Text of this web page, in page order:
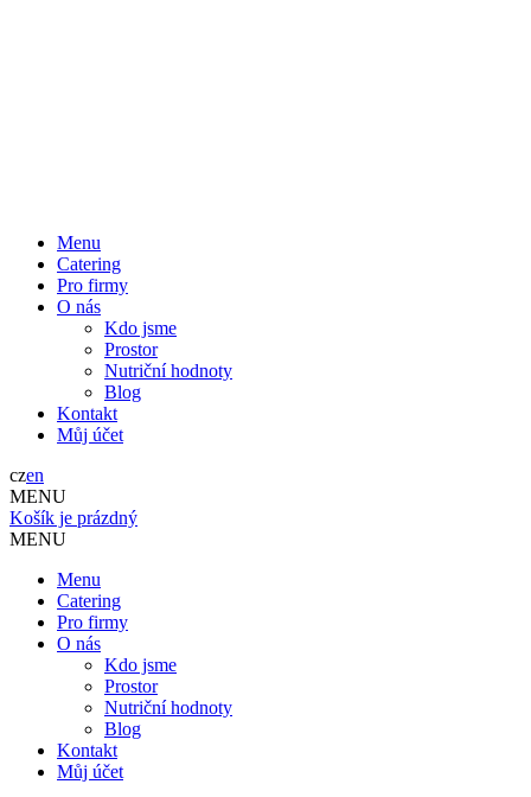
Menu
Catering
Pro firmy
O nás
Kdo jsme
Prostor
Nutriční hodnoty
Blog
Kontakt
Můj účet
czen
MENU
Košík je prázdný
MENU
Menu
Catering
Pro firmy
O nás
Kdo jsme
Prostor
Nutriční hodnoty
Blog
Kontakt
Můj účet